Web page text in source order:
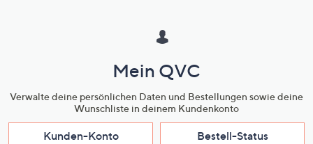
Mein QVC
Verwalte deine persönlichen Daten und Bestellungen sowie deine
Wunschliste in deinem Kundenkonto
Kunden-Konto Bestell-Status